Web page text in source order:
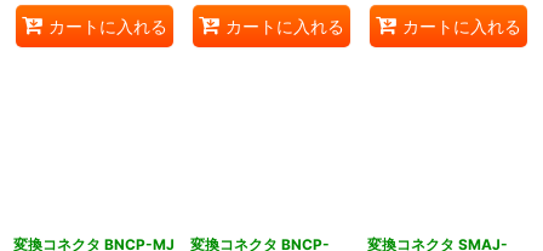
カートに入れる カートに入れる カートに入れる
変換コネクタ BNCP-MJ
変換コネクタ BNCP-
変換コネクタ SMAJ-